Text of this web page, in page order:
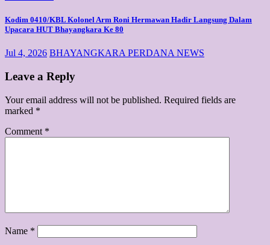
Kodim 0410/KBL Kolonel Arm Roni Hermawan Hadir Langsung Dalam
Upacara HUT Bhayangkara Ke 80
Jul 4, 2026 BHAYANGKARA PERDANA NEWS
Leave a Reply
Your email address will not be published. Required fields are
marked *
Comment *
Name *